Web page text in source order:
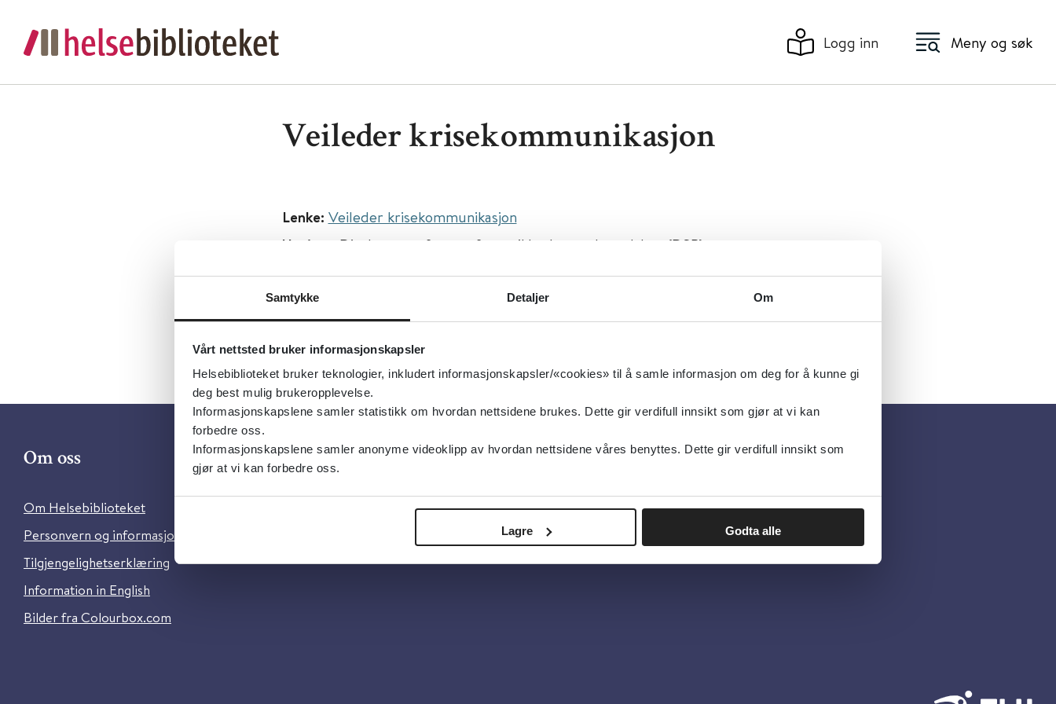
Samtykke Detaljer Om
Vårt nettsted bruker informasjonskapsler
Helsebiblioteket bruker teknologier, inkludert informasjonskapsler/«cookies» til å samle informasjon om deg for å kunne gi
deg best mulig brukeropplevelse.
Informasjonskapslene samler statistikk om hvordan nettsidene brukes. Dette gir verdifull innsikt som gjør at vi kan
forbedre oss.
Informasjonskapslene samler anonyme videoklipp av hvordan nettsidene våres benyttes. Dette gir verdifull innsikt som
gjør at vi kan forbedre oss.
Lagre Godta alle
Logg inn Meny og søk
Veileder krisekommunikasjon
Lenke: Veileder krisekommunikasjon
Utgiver: Direktoratet for samfunnssikkerhet og beredskap (DSB)
Språk:Norsk
Om oss
Om Helsebiblioteket
Personvern og informasjonskapsler
Tilgjengelighetserklæring
Information in English
Bilder fra Colourbox.com
Kontakt oss
Ansatte i Helsebiblioteket